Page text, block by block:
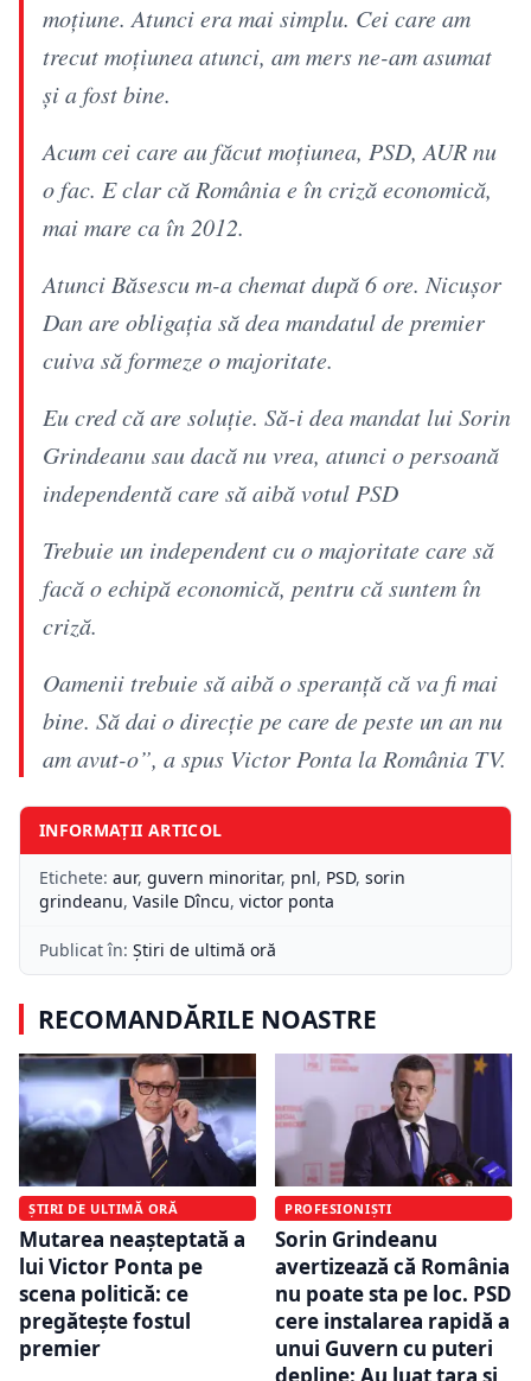
moțiune. Atunci era mai simplu. Cei care am
trecut moțiunea atunci, am mers ne-am asumat
și a fost bine.
Acum cei care au făcut moțiunea, PSD, AUR nu
o fac. E clar că România e în criză economică,
mai mare ca în 2012.
Atunci Băsescu m-a chemat după 6 ore. Nicușor
Dan are obligația să dea mandatul de premier
cuiva să formeze o majoritate.
Eu cred că are soluție. Să-i dea mandat lui Sorin
Grindeanu sau dacă nu vrea, atunci o persoană
independentă care să aibă votul PSD
Trebuie un independent cu o majoritate care să
facă o echipă economică, pentru că suntem în
criză.
Oamenii trebuie să aibă o speranță că va fi mai
bine. Să dai o direcție pe care de peste un an nu
am avut-o”, a spus Victor Ponta la România TV.
INFORMAȚII ARTICOL
Etichete: aur, guvern minoritar, pnl, PSD, sorin
grindeanu, Vasile Dîncu, victor ponta
Publicat în: Știri de ultimă oră
RECOMANDĂRILE NOASTRE
ȘTIRI DE ULTIMĂ ORĂ
Mutarea neașteptată a
lui Victor Ponta pe
scena politică: ce
pregătește fostul
premier
PROFESIONIȘTI
Sorin Grindeanu
avertizează că România
nu poate sta pe loc. PSD
cere instalarea rapidă a
unui Guvern cu puteri